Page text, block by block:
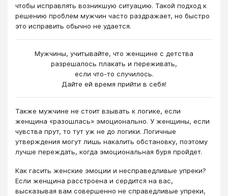
чтобы исправлять возникшую ситуацию. Такой подход к
решению проблем мужчин часто раздражает, но быстро
это исправить обычно не удается.
Мужчины, учитывайте, что женщине с детства
разрешалось плакать и переживать,
если что-то случилось.
Дайте ей время прийти в себя!
Также мужчине не стоит взывать к логике, если
женщина «разошлась» эмоционально. У женщины, если
чувства прут, то тут уж не до логики. Логичные
утверждения могут лишь накалить обстановку, поэтому
лучше переждать, когда эмоциональная буря пройдет.
Как гасить женские эмоции и несправедливые упреки?
Если женщина расстроена и сердится на вас,
высказывая вам совершенно не справедливые упреки,